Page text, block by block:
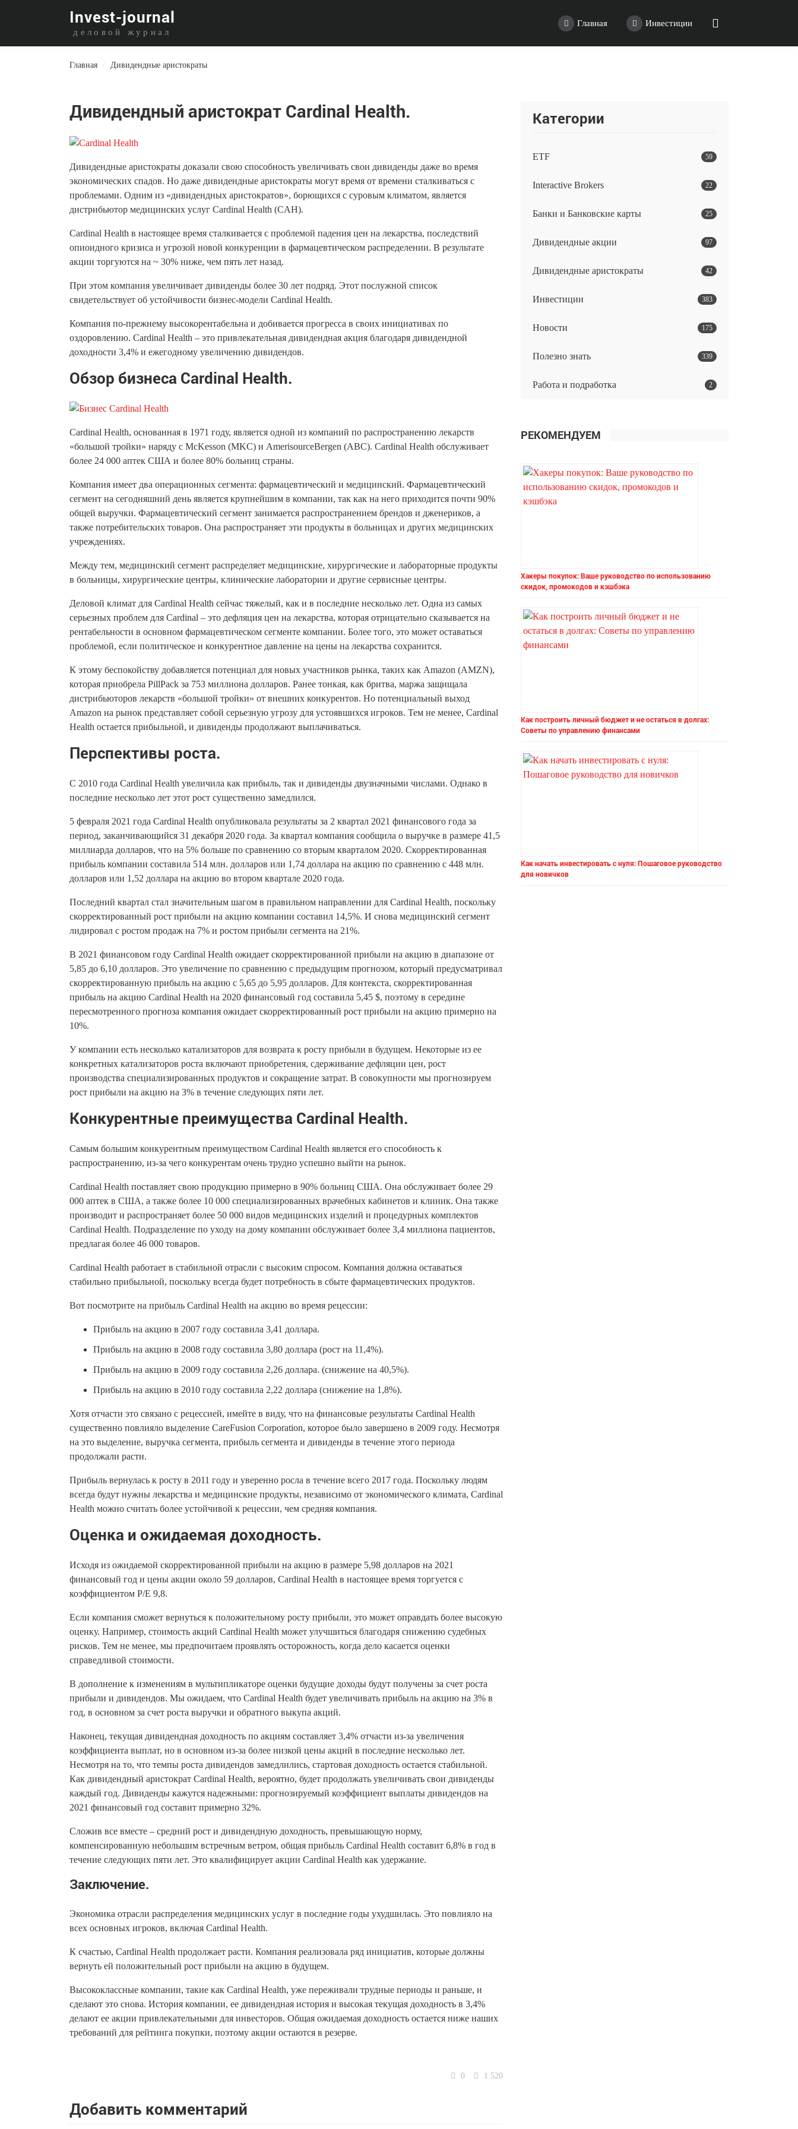
Invest-journal
деловой журнал
Главная Инвестиции
Главная / Дивидендные аристократы
Дивидендный аристократ Cardinal Health.
Дивидендные аристократы доказали свою способность увеличивать свои дивиденды даже во время
экономических спадов. Но даже дивидендные аристократы могут время от времени сталкиваться с
проблемами. Одним из «дивидендных аристократов», борющихся с суровым климатом, является
дистрибьютор медицинских услуг Cardinal Health (CAH).
Cardinal Health в настоящее время сталкивается с проблемой падения цен на лекарства, последствий
опиоидного кризиса и угрозой новой конкуренции в фармацевтическом распределении. В результате
акции торгуются на ~ 30% ниже, чем пять лет назад.
При этом компания увеличивает дивиденды более 30 лет подряд. Этот послужной список
свидетельствует об устойчивости бизнес-модели Cardinal Health.
Компания по-прежнему высокорентабельна и добивается прогресса в своих инициативах по
оздоровлению. Cardinal Health – это привлекательная дивидендная акция благодаря дивидендной
доходности 3,4% и ежегодному увеличению дивидендов.
Обзор бизнеса Cardinal Health.
Cardinal Health, основанная в 1971 году, является одной из компаний по распространению лекарств
«большой тройки» наряду с McKesson (MKC) и AmerisourceBergen (ABC). Cardinal Health обслуживает
более 24 000 аптек США и более 80% больниц страны.
Компания имеет два операционных сегмента: фармацевтический и медицинский. Фармацевтический
сегмент на сегодняшний день является крупнейшим в компании, так как на него приходится почти 90%
общей выручки. Фармацевтический сегмент занимается распространением брендов и дженериков, а
также потребительских товаров. Она распространяет эти продукты в больницах и других медицинских
учреждениях.
Между тем, медицинский сегмент распределяет медицинские, хирургические и лабораторные продукты
в больницы, хирургические центры, клинические лаборатории и другие сервисные центры.
Деловой климат для Cardinal Health сейчас тяжелый, как и в последние несколько лет. Одна из самых
серьезных проблем для Cardinal – это дефляция цен на лекарства, которая отрицательно сказывается на
рентабельности в основном фармацевтическом сегменте компании. Более того, это может оставаться
проблемой, если политическое и конкурентное давление на цены на лекарства сохранится.
К этому беспокойству добавляется потенциал для новых участников рынка, таких как Amazon (AMZN),
которая приобрела PillPack за 753 миллиона долларов. Ранее тонкая, как бритва, маржа защищала
дистрибьюторов лекарств «большой тройки» от внешних конкурентов. Но потенциальный выход
Amazon на рынок представляет собой серьезную угрозу для устоявшихся игроков. Тем не менее, Cardinal
Health остается прибыльной, и дивиденды продолжают выплачиваться.
Перспективы роста.
С 2010 года Cardinal Health увеличила как прибыль, так и дивиденды двузначными числами. Однако в
последние несколько лет этот рост существенно замедлился.
5 февраля 2021 года Cardinal Health опубликовала результаты за 2 квартал 2021 финансового года за
период, заканчивающийся 31 декабря 2020 года. За квартал компания сообщила о выручке в размере 41,5
миллиарда долларов, что на 5% больше по сравнению со вторым кварталом 2020. Скорректированная
прибыль компании составила 514 млн. долларов или 1,74 доллара на акцию по сравнению с 448 млн.
долларов или 1,52 доллара на акцию во втором квартале 2020 года.
Последний квартал стал значительным шагом в правильном направлении для Cardinal Health, поскольку
скорректированный рост прибыли на акцию компании составил 14,5%. И снова медицинский сегмент
лидировал с ростом продаж на 7% и ростом прибыли сегмента на 21%.
В 2021 финансовом году Cardinal Health ожидает скорректированной прибыли на акцию в диапазоне от
5,85 до 6,10 долларов. Это увеличение по сравнению с предыдущим прогнозом, который предусматривал
скорректированную прибыль на акцию с 5,65 до 5,95 долларов. Для контекста, скорректированная
прибыль на акцию Cardinal Health на 2020 финансовый год составила 5,45 $, поэтому в середине
пересмотренного прогноза компания ожидает скорректированный рост прибыли на акцию примерно на
10%.
У компании есть несколько катализаторов для возврата к росту прибыли в будущем. Некоторые из ее
конкретных катализаторов роста включают приобретения, сдерживание дефляции цен, рост
производства специализированных продуктов и сокращение затрат. В совокупности мы прогнозируем
рост прибыли на акцию на 3% в течение следующих пяти лет.
Конкурентные преимущества Cardinal Health.
Самым большим конкурентным преимуществом Cardinal Health является его способность к
распространению, из-за чего конкурентам очень трудно успешно выйти на рынок.
Cardinal Health поставляет свою продукцию примерно в 90% больниц США. Она обслуживает более 29
000 аптек в США, а также более 10 000 специализированных врачебных кабинетов и клиник. Она также
производит и распространяет более 50 000 видов медицинских изделий и процедурных комплектов
Cardinal Health. Подразделение по уходу на дому компании обслуживает более 3,4 миллиона пациентов,
предлагая более 46 000 товаров.
Cardinal Health работает в стабильной отрасли с высоким спросом. Компания должна оставаться
стабильно прибыльной, поскольку всегда будет потребность в сбыте фармацевтических продуктов.
Вот посмотрите на прибыль Cardinal Health на акцию во время рецессии:
Прибыль на акцию в 2007 году составила 3,41 доллара.
Прибыль на акцию в 2008 году составила 3,80 доллара (рост на 11,4%).
Прибыль на акцию в 2009 году составила 2,26 доллара. (снижение на 40,5%).
Прибыль на акцию в 2010 году составила 2,22 доллара (снижение на 1,8%).
Хотя отчасти это связано с рецессией, имейте в виду, что на финансовые результаты Cardinal Health
существенно повлияло выделение CareFusion Corporation, которое было завершено в 2009 году. Несмотря
на это выделение, выручка сегмента, прибыль сегмента и дивиденды в течение этого периода
продолжали расти.
Прибыль вернулась к росту в 2011 году и уверенно росла в течение всего 2017 года. Поскольку людям
всегда будут нужны лекарства и медицинские продукты, независимо от экономического климата, Cardinal
Health можно считать более устойчивой к рецессии, чем средняя компания.
Оценка и ожидаемая доходность.
Исходя из ожидаемой скорректированной прибыли на акцию в размере 5,98 долларов на 2021
финансовый год и цены акции около 59 долларов, Cardinal Health в настоящее время торгуется с
коэффициентом P/E 9,8.
Если компания сможет вернуться к положительному росту прибыли, это может оправдать более высокую
оценку. Например, стоимость акций Cardinal Health может улучшиться благодаря снижению судебных
рисков. Тем не менее, мы предпочитаем проявлять осторожность, когда дело касается оценки
справедливой стоимости.
В дополнение к изменениям в мультипликаторе оценки будущие доходы будут получены за счет роста
прибыли и дивидендов. Мы ожидаем, что Cardinal Health будет увеличивать прибыль на акцию на 3% в
год, в основном за счет роста выручки и обратного выкупа акций.
Наконец, текущая дивидендная доходность по акциям составляет 3,4% отчасти из-за увеличения
коэффициента выплат, но в основном из-за более низкой цены акций в последние несколько лет.
Несмотря на то, что темпы роста дивидендов замедлились, стартовая доходность остается стабильной.
Как дивидендный аристократ Cardinal Health, вероятно, будет продолжать увеличивать свои дивиденды
каждый год. Дивиденды кажутся надежными: прогнозируемый коэффициент выплаты дивидендов на
2021 финансовый год составит примерно 32%.
Сложив все вместе – средний рост и дивидендную доходность, превышающую норму,
компенсированную небольшим встречным ветром, общая прибыль Cardinal Health составит 6,8% в год в
течение следующих пяти лет. Это квалифицирует акции Cardinal Health как удержание.
Заключение.
Экономика отрасли распределения медицинских услуг в последние годы ухудшилась. Это повлияло на
всех основных игроков, включая Cardinal Health.
К счастью, Cardinal Health продолжает расти. Компания реализовала ряд инициатив, которые должны
вернуть ей положительный рост прибыли на акцию в будущем.
Высококлассные компании, такие как Cardinal Health, уже переживали трудные периоды и раньше, и
сделают это снова. История компании, ее дивидендная история и высокая текущая доходность в 3,4%
делают ее акции привлекательными для инвесторов. Общая ожидаемая доходность остается ниже наших
требований для рейтинга покупки, поэтому акции остаются в резерве.
0 1 520
Добавить комментарий
Категории
ETF 59
Interactive Brokers 22
Банки и Банковские карты 25
Дивидендные акции 97
Дивидендные аристократы 42
Инвестиции 383
Новости 175
Полезно знать 339
Работа и подработка 2
РЕКОМЕНДУЕМ
Хакеры покупок: Ваше руководство по использованию
скидок, промокодов и кэшбэка
Как построить личный бюджет и не остаться в долгах:
Советы по управлению финансами
Как начать инвестировать с нуля: Пошаговое руководство
для новичков